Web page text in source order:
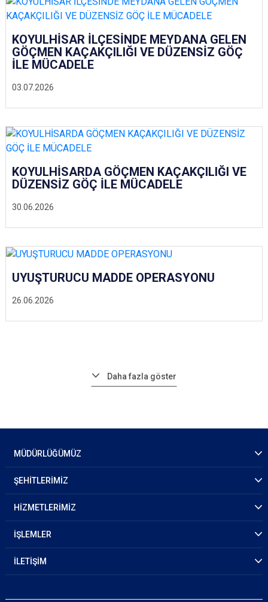
03.07.2026
KOYULHİSAR İLÇESİNDE MEYDANA GELEN
GÖÇMEN KAÇAKÇILIĞI VE DÜZENSİZ GÖÇ
İLE MÜCADELE
30.06.2026
KOYULHİSARDA GÖÇMEN KAÇAKÇILIĞI VE
DÜZENSİZ GÖÇ İLE MÜCADELE
26.06.2026
UYUŞTURUCU MADDE OPERASYONU
Daha fazla göster
MÜDÜRLÜĞÜMÜZ
ŞEHİTLERİMİZ
HİZMETLERİMİZ
İŞLEMLER
İLETİŞİM